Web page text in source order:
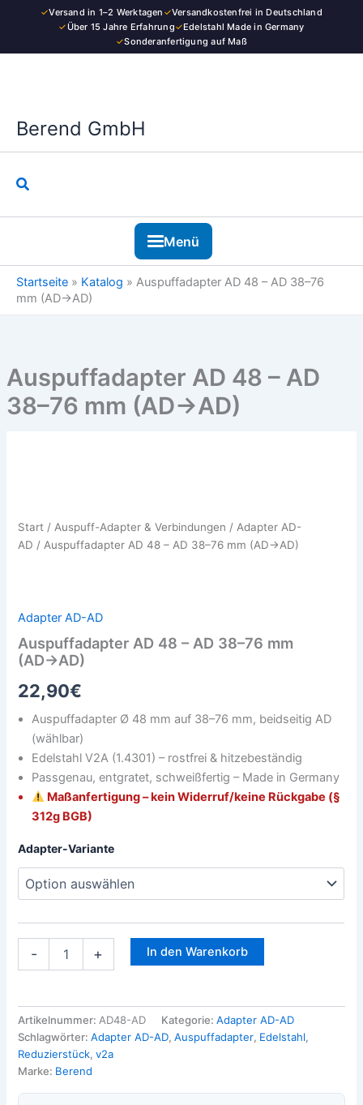
✓Versand in 1–2 Werktagen ✓Versandkostenfrei in Deutschland
✓Über 15 Jahre Erfahrung✓Edelstahl Made in Germany
✓Sonderanfertigung auf Maß
Berend GmbH
Suchen
Menü
Startseite » Katalog » Auspuffadapter AD 48 – AD 38–76
mm (AD→AD)
Auspuffadapter AD 48 – AD
38–76 mm (AD→AD)
Start / Auspuff-Adapter & Verbindungen / Adapter AD-
AD / Auspuffadapter AD 48 – AD 38–76 mm (AD→AD)
Adapter AD-AD
Auspuffadapter AD 48 – AD 38–76 mm
(AD→AD)
22,90€
Auspuffadapter Ø 48 mm auf 38–76 mm, beidseitig AD
(wählbar)
Edelstahl V2A (1.4301) – rostfrei & hitzebeständig
Passgenau, entgratet, schweißfertig – Made in Germany
Maßanfertigung – kein Widerruf/keine Rückgabe (§
312g BGB)
Adapter-Variante
-
AD
38–
+ In den Warenkorb
Artikelnummer:AD48-AD Kategorie:Adapter AD-AD
Schlagwörter:Adapter AD-AD,Auspuffadapter, Edelstahl,
Reduzierstück,v2a
Marke: Berend